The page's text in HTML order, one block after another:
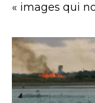
« images qui